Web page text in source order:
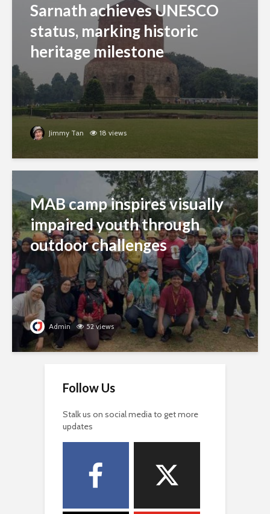
Sarnath achieves UNESCO
status, marking historic
heritage milestone
Jimmy Tan 18 views
MAB camp inspires visually
impaired youth through
outdoor challenges
Admin 52 views
Follow Us
Stalk us on social media to get more
updates